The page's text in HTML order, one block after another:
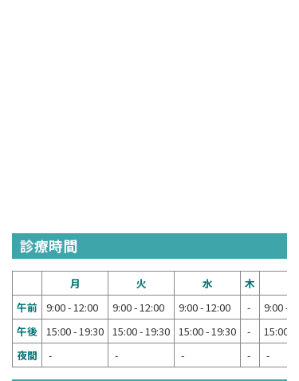
診療時間
月 火 水 木
午前
9:00 - 12:00 9:00 - 12:00 9:00 - 12:00 -
9:00 -
午後 15:00 - 19:30 15:00 - 19:30 15:00 - 19:30 -
15:00 -
夜間
- - - - -